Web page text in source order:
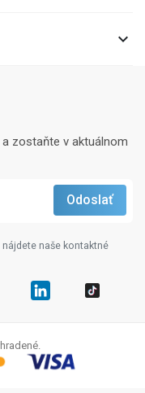

zostaňte v aktuálnom
naše kontaktné